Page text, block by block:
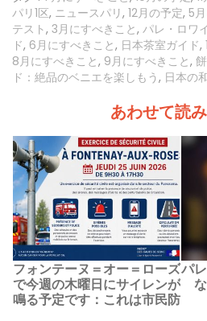
パリ1区, ニュースパリ, 12月の予定, 5
テスト, 3月にすべきこと, パレ・ロワ
ド, 6月にすべきこと, 日本茶室ガイド,
8月にすべきこと, 9月にすべきこと,
ド：絶品のベニエを楽しもう , 日本の
あわせて読
フォンテーヌ＝オー＝ローズ
で今週の木曜日にサイレンが
鳴る予定です：これは市民防
パ